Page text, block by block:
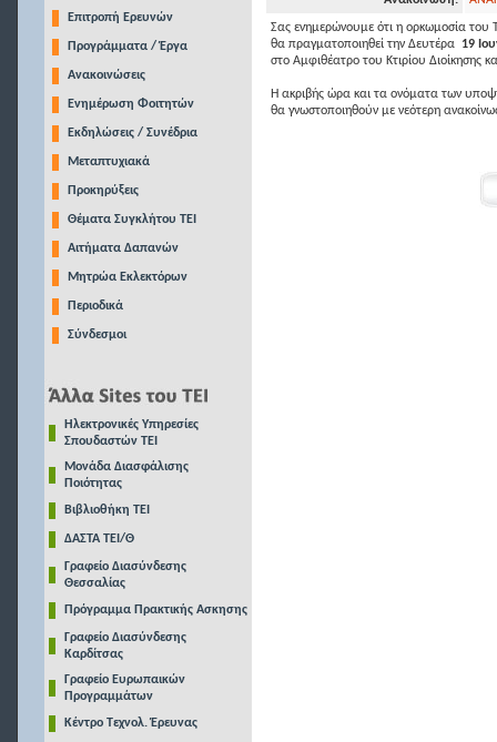
Επιτροπή Ερευνών
Προγράμματα / Έργα
Ανακοινώσεις
Ενημέρωση Φοιτητών
Εκδηλώσεις / Συνέδρια
Μεταπτυχιακά
Προκηρύξεις
Θέματα Συγκλήτου ΤΕΙ
Αιτήματα Δαπανών
Μητρώα Εκλεκτόρων
Περιοδικά
Σύνδεσμοι
Ηλεκτρονικές Υπηρεσίες
Σπουδαστών ΤΕΙ
Μονάδα Διασφάλισης
Ποιότητας
Βιβλιοθήκη ΤΕΙ
ΔΑΣΤΑ ΤΕΙ/Θ
Γραφείο Διασύνδεσης
Θεσσαλίας
Πρόγραμμα Πρακτικής Ασκησης
Γραφείο Διασύνδεσης
Καρδίτσας
Γραφείο Ευρωπαικών
Προγραμμάτων
Κέντρο Τεχνολ. Έρευνας
Σας ενημερώνουμε ότι η ορκωμοσία
θα πραγματοποιηθεί την Δευτέρα 19
στο Αμφιθέατρο του Κτιρίου Διοίκησης
Η ακριβής ώρα και τα ονόματα των
θα γνωστοποιηθούν με νεότερη